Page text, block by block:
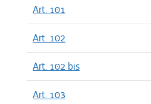
Art. 101
Art. 102
Art. 102 bis
Art. 103